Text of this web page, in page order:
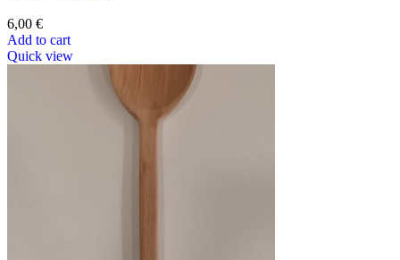
6,00 €
Add to cart
Quick view